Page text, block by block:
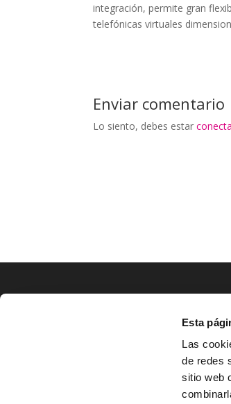
Esta
Las
de redes
sitio web
integración, permite gran
telefónicas virtuales
Enviar comentario
Lo siento, debes estar
LOCALIZACIÓN
Av. Zaragoza, Nº37,
31500 Tudela, Navarra